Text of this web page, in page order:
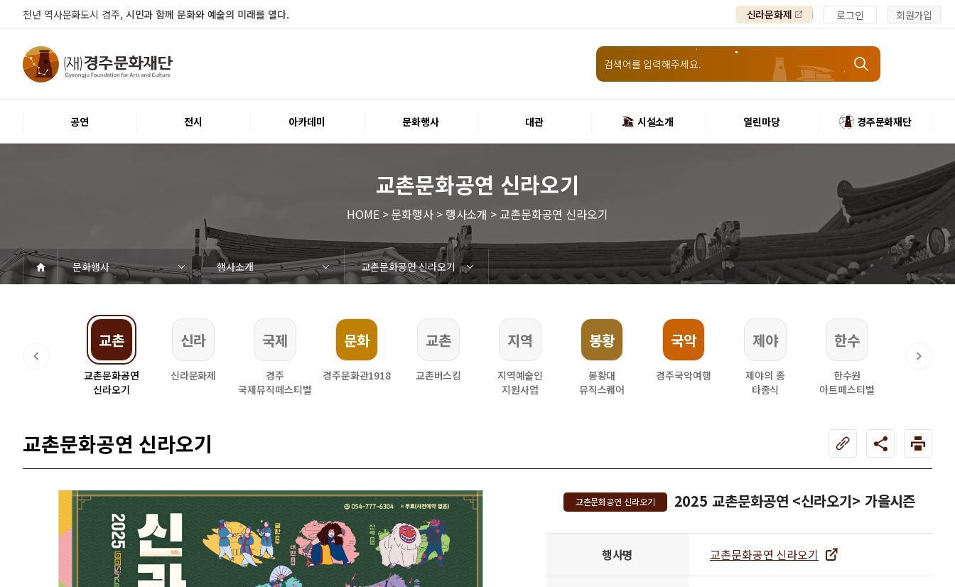
천년 역사문화도시 경주, 시민과 함께 문화와 예술의 미래를 열다. 신라문화제 로그인 회원가입
공연 전시 아카데미 문화행사 대관 시설소개 열린마당 경주문화재단
교촌문화공연 신라오기
HOME > 문화행사 > 행사소개 > 교촌문화공연 신라오기
문화행사 행사소개
교촌문화공연 신라오기
공연
공연일정
객석안내 화랑홀 화랑홀 2층
화랑홀 3층
원화홀
티켓안내 티켓안내 티켓예매
티켓수령
할인규정
취소·환불규정
문화나눔티켓
공연예절·서비스 공연장 관람예절
공연장 편의서비스
전시 전시일정 현재전시
예정전시
지난전시
전시연계교육신청
알천미술관소장품
전시예절·서비스 미술관 관람예절
미술관 편의서비스
아카데미 교육일정
문화행사 행사일정
행사소개 경주 대릉원돌담길 축제
국제경주역사문화포럼
금속공예관
경주 e스포츠 페스티벌
돗자리피크닉
국제경주역사문화포럼
교촌문화공연 신라오기
신라문화제
국제뮤직페스티벌
경주문화관1918
교촌버스킹
지역예술인 지원사업
봉황대 뮤직스퀘어
경주국악여행
제야의 종 타종식
한수원아트페스티벌
한복문화주간
동아시아 문화도시
MyK FESTA in 경주
경주시 관광기념품 공모전
뉴스
갤러리
대관 대관공고·절차 경주예술의전당
경주문화관1918
대관운영조례 운영조례 경주예술의전당
운영규칙 공연장 및 부대시설
알천미술관
경주문화관1918
사용료 경주예술의전당
경주문화관1918
대관신청 경주예술의전당
경주문화관1918
시설소개 경주예술의전당 시설소개
공연장 화랑홀
원화홀
알천미술관
기타시설
경주문화관1918
시립예술단 시립극단 시립극단 소개
단원현황
시립합창단 시립합창단 소개
단원현황
시립신라고취대 시립신라고취대 소개
단원현황
연간일정
열린마당 공지사항 공지사항
입찰정보
채용정보
자료실 홍보·보도자료
서식·매뉴얼
웹진
Q&A FAQ 가입 및 정보
공연
전시
아카데미
대관
기타
질문과답변
우수고객 회원안내 · 혜택
우수고객
경주문화재단 인사말
재단소개 비전전략
사업안내
연혁
재단CI
조직도
ESG 윤리·경영 ESG경영 선언문
인권경영선언문
임직원행동강령
문화서비스윤리헌장
통합신고센터
경영공시 경영목표 예산서 운영계획
결산서
임원 및 운영인력 현황 인건비
경영실적
외부기관 감사
기타공시
계약현황
기부금현황
업무추진비 복리후생비 내역
오시는길 경주예술의전당
경주문화관1918
신라금속공예관
교촌
교촌문화공연
신라오기
신라
신라문화제
국제
경주
국제뮤직페스티벌
문화
경주문화관1918
교촌
교촌버스킹
지역
지역예술인
지원사업
봉황
봉황대
뮤직스퀘어
국악
경주국악여행
제야
제야의 종
타종식
한수
한수원
아트페스티벌
교촌문화공연 신라오기
교촌문화공연 신라오기 2025 교촌문화공연 <신라오기> 가을시즌
행사명 교촌문화공연 신라오기